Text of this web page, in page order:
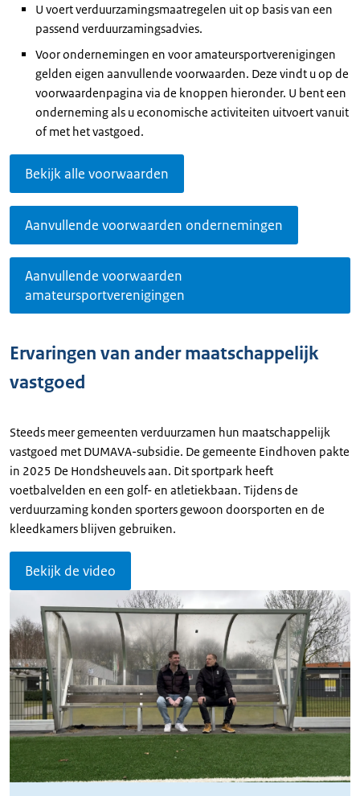
U voert verduurzamingsmaatregelen uit op basis van een
passend verduurzamingsadvies.
Voor ondernemingen en voor amateursportverenigingen
gelden eigen aanvullende voorwaarden. Deze vindt u op de
voorwaardenpagina via de knoppen hieronder. U bent een
onderneming als u economische activiteiten uitvoert vanuit
of met het vastgoed.
Bekijk alle voorwaarden
Aanvullende voorwaarden ondernemingen
Aanvullende voorwaarden
amateursportverenigingen
Ervaringen van ander maatschappelijk
vastgoed
Steeds meer gemeenten verduurzamen hun maatschappelijk
vastgoed met DUMAVA-subsidie. De gemeente Eindhoven pakte
in 2025 De Hondsheuvels aan. Dit sportpark heeft
voetbalvelden en een golf- en atletiekbaan. Tijdens de
verduurzaming konden sporters gewoon doorsporten en de
kleedkamers blijven gebruiken.
Bekijk de video